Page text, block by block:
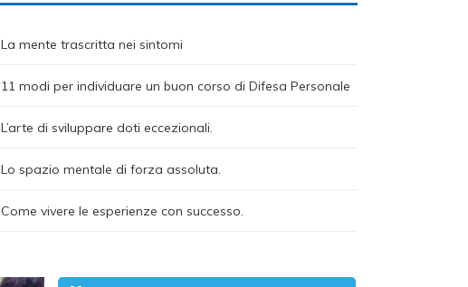
La mente trascritta nei sintomi
11 modi per individuare un buon corso di Difesa Personale
L’arte di sviluppare doti eccezionali.
Lo spazio mentale di forza assoluta.
Come vivere le esperienze con successo.